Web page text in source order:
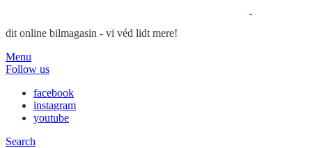
dit online bilmagasin - vi véd lidt mere!
Menu
Follow us
facebook
instagram
youtube
Search